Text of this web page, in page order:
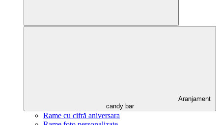
Aranjament
candy bar
Rame cu cifră aniversara